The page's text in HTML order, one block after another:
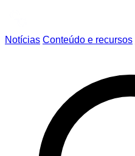
Notícias Conteúdo e recursos